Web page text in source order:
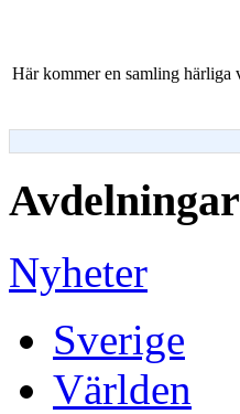
Här kommer en samling härliga
Avdelningar
Nyheter
Sverige
Världen